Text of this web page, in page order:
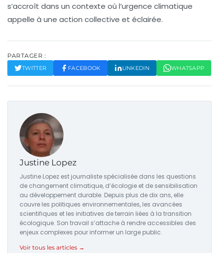
s’accroît dans un contexte où l’urgence climatique
appelle à une action collective et éclairée.
PARTAGER :
TWITTER FACEBOOK LINKEDIN WHATSAPP
Justine Lopez
Justine Lopez est journaliste spécialisée dans les questions
de changement climatique, d’écologie et de sensibilisation
au développement durable. Depuis plus de dix ans, elle
couvre les politiques environnementales, les avancées
scientifiques et les initiatives de terrain liées à la transition
écologique. Son travail s’attache à rendre accessibles des
enjeux complexes pour informer un large public.
Voir tous les articles →